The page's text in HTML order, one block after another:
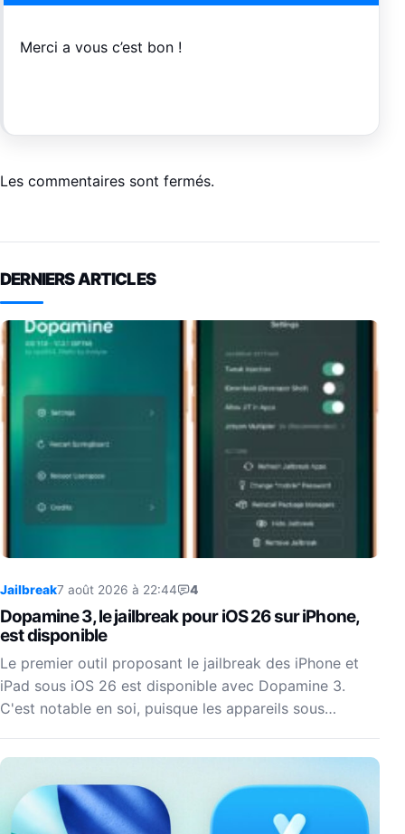
Merci a vous c’est bon !
Les commentaires sont fermés.
DERNIERS ARTICLES
Jailbreak7 août 2026 à 22:44 4
Dopamine 3, le jailbreak pour iOS 26 sur iPhone,
est disponible
Le premier outil proposant le jailbreak des iPhone et
iPad sous iOS 26 est disponible avec Dopamine 3.
C'est notable en soi, puisque les appareils sous…